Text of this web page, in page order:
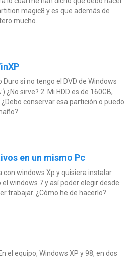
magic8 y es que además de
mucho.
si no tengo el DVD de Windows
¿No sirve? 2. Mi HDD es de 160GB,
conservar esa partición o puedo
en un mismo Pc
con windows Xp y quisiera instalar
windows 7 y así poder elegir desde
trabajar. ¿Cómo he de hacerlo?
el equipo, Windows XP y 98, en dos